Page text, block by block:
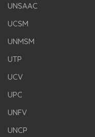
UNSAAC
UCSM
UNMSM
UTP
UCV
UPC
UNFV
UNCP